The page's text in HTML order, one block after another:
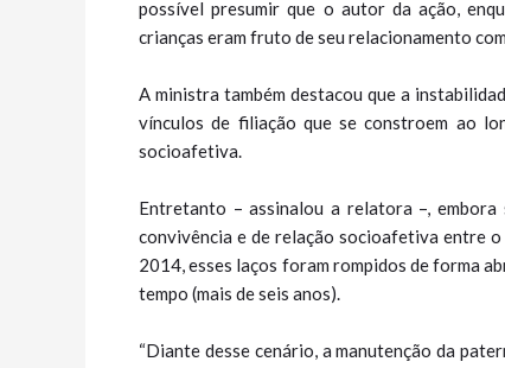
possível presumir que o autor da ação,
crianças eram fruto de seu relacionamento
A ministra também destacou que a
vínculos de filiação que se constroem ao
socioafetiva.
Entretanto – assinalou a relatora –,
convivência e de relação socioafetiva entre o
2014, esses laços foram rompidos de forma
tempo (mais de seis anos).
“Diante desse cenário, a manutenção da